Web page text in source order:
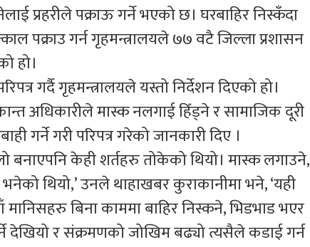
प्रहरीले पक्राऊ गर्ने भएको छ। घरबाहिर निस्कँदा
पक्राउ गर्न गृहमन्त्रालयले ७७ वटै जिल्ला प्रशासन
हो।
गर्दै गृहमन्त्रालयले यस्तो निर्देशन दिएको हो।
अधिकारीले मास्क नलगाई हिँड्ने र सामाजिक दूरी
गर्ने गरी परिपत्र गरेको जानकारी दिए ।
केही शर्तहरु तोकेको थियो। मास्क लगाउने,
थियो,’ उनले थाहाखबर कुराकानीमा भने, ‘यही
बिना काममा बाहिर निस्कने, भिडभाड भएर
देखियो र संक्रमणको जोखिम बढ्यो त्यसैले कडाई गर्न